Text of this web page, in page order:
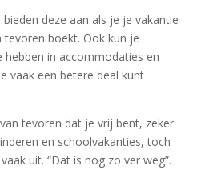
deze aan als je je vakantie
tevoren boekt. Ook kun je
hebben in accommodaties en
vaak een betere deal kunt
tevoren dat je vrij bent, zeker
en schoolvakanties, toch
uit. “Dat is nog zo ver weg”.